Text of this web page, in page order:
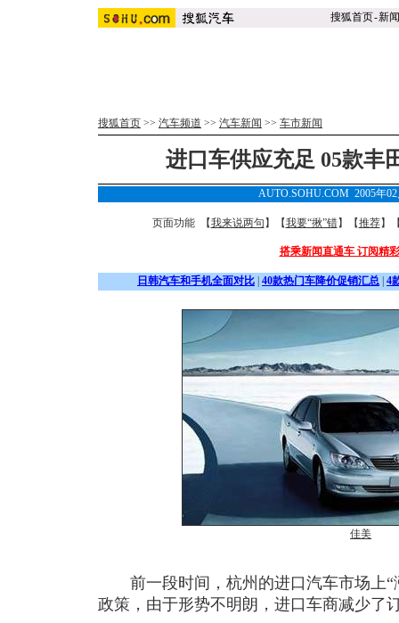
搜狐首页-新闻
搜狐首页 >> 汽车频道 >> 汽车新闻 >> 车市新闻
进口车供应充足 05款丰
AUTO.SOHU.COM 2005年
页面功能 【我来说两句 】【我要“揪”错】【推荐】
搭乘新闻直通车 订阅精
日韩汽车和手机全面对比 40款热门车降价促销汇总 4
佳美
前一段时间，杭州的进口汽车市场上“
政策，由于形势不明朗，进口车商减少了